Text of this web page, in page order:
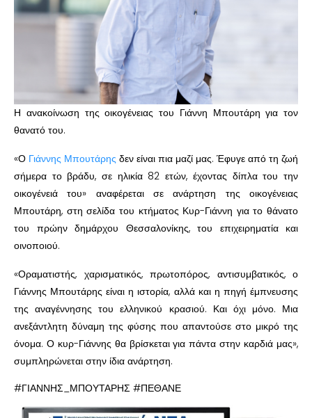
Η ανακοίνωση της οικογένειας του Γιάννη Μπουτάρη για τον
θανατό του.
«Ο Γιάννης Μπουτάρης δεν είναι πια μαζί μας. Έφυγε από τη ζωή
σήμερα το βράδυ, σε ηλικία 82 ετών, έχοντας δίπλα του την
οικογένειά του» αναφέρεται σε ανάρτηση της οικογένειας
Μπουτάρη, στη σελίδα του κτήματος Κυρ-Γιάννη για το θάνατο
του πρώην δημάρχου Θεσσαλονίκης, του επιχειρηματία και
οινοποιού.
«Οραματιστής, χαρισματικός, πρωτοπόρος, αντισυμβατικός, ο
Γιάννης Μπουτάρης είναι η ιστορία, αλλά και η πηγή έμπνευσης
της αναγέννησης του ελληνικού κρασιού. Και όχι μόνο. Μια
ανεξάντλητη δύναμη της φύσης που απαντούσε στο μικρό της
όνομα. Ο κυρ-Γιάννης θα βρίσκεται για πάντα στην καρδιά μας»,
συμπληρώνεται στην ίδια ανάρτηση.
#ΓΙΑΝΝΗΣ_ΜΠΟΥΤΑΡΗΣ #ΠΕΘΑΝΕ